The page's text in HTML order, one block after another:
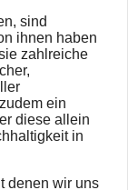
sind
ihnen haben
zahlreiche
ein
diese allein
in
denen wir uns